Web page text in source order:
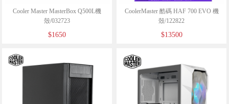
Cooler Master MasterBox Q500L機
殼/032723
$1650
CoolerMaster 酷碼 HAF 700 EVO 機
殼/122822
$13500